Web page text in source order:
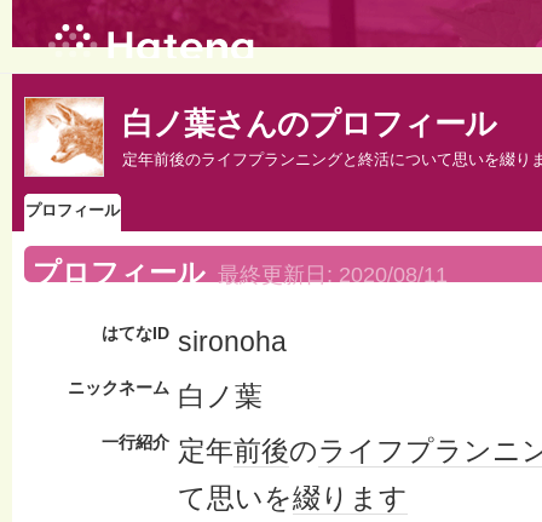
白ノ葉さんのプロフィール
定年前後のライフプランニングと終活について思いを綴り
プロフィール
プロフィール 最終更新日: 2020/08/11
はてなID sironoha
ニックネーム 白ノ葉
一行紹介 定年前後のライフ プランニ
て思いを綴り ます